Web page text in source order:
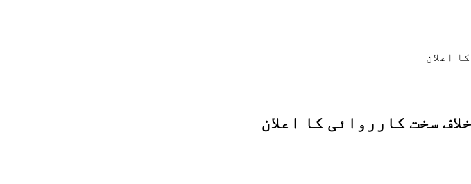
اعلان
سخت کارروائی کا اعلان